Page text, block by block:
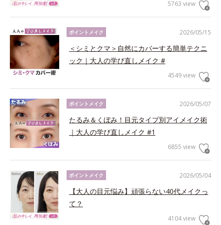
5763 view
2026/05/15
ポイントメイク
＜シミとクマ＞自然にカバーする簡単テクニ
ック｜大人の学び直しメイク #
4549 view
2026/05/07
ポイントメイク
たるみ＆くぼみ！目元タイプ別アイメイク術
｜大人の学び直しメイク #1
6855 view
2026/05/04
ポイントメイク
【大人の目元悩み】頑張らない40代メイクっ
て？
4104 view